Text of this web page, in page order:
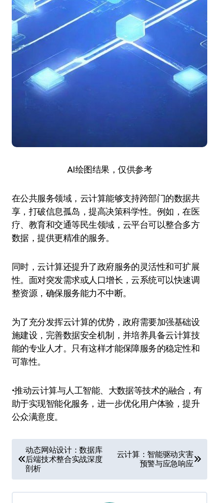
AI绘图结果，仅供参考
在公共服务领域，云计算能够支持跨部门的数据共
享，打破信息孤岛，提高决策科学性。例如，在医
疗、教育和交通等民生领域，云平台可以整合多方
数据，提供更精准的服务。
同时，云计算还提升了政府服务的灵活性和可扩展
性。面对突发需求或人口增长，云系统可以快速调
整资源，确保服务能力不中断。
为了充分发挥云计算的优势，政府需要加强基础设
施建设，完善数据安全机制，并培养具备云计算技
能的专业人才。只有这样才能保障服务的稳定性和
可靠性。
•推动云计算与人工智能、大数据等技术的融合，有
助于实现智能化服务，进一步优化用户体验，提升
公众满意度。
章
导
航
动态网站设计：数据库
后端技术整合实战深度
剖析
云计算：智能驱动灾害
预警与应急响应